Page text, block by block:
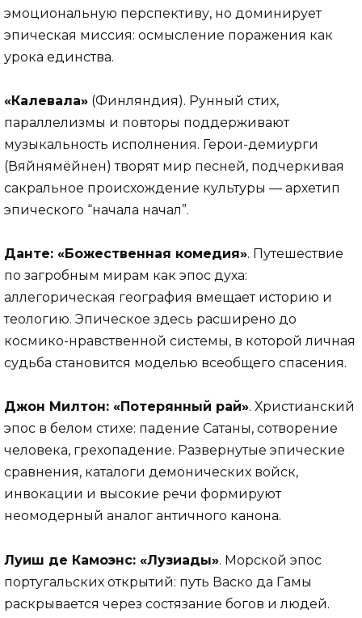
эмоциональную перспективу, но доминирует
эпическая миссия: осмысление поражения как
урока единства.
«Калевала» (Финляндия). Рунный стих,
параллелизмы и повторы поддерживают
музыкальность исполнения. Герои-демиурги
(Вяйнямёйнен) творят мир песней, подчеркивая
сакральное происхождение культуры — архетип
эпического “начала начал”.
Данте: «Божественная комедия». Путешествие
по загробным мирам как эпос духа:
аллегорическая география вмещает историю и
теологию. Эпическое здесь расширено до
космико-нравственной системы, в которой личная
судьба становится моделью всеобщего спасения.
Джон Милтон: «Потерянный рай». Христианский
эпос в белом стихе: падение Сатаны, сотворение
человека, грехопадение. Развернутые эпические
сравнения, каталоги демонических войск,
инвокации и высокие речи формируют
неомодерный аналог античного канона.
Луиш де Камоэнс: «Лузиады». Морской эпос
португальских открытий: путь Васко да Гамы
раскрывается через состязание богов и людей.